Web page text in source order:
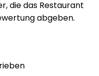
die das Restaurant
abgeben.